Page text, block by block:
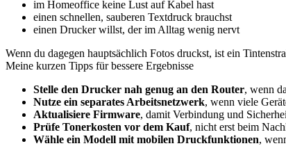
im Homeoffice keine Lust auf Kabel hast
einen schnellen, sauberen Textdruck brauchst
einen Drucker willst, der im Alltag wenig nervt
Wenn du dagegen hauptsächlich Fotos druckst, ist ein
Meine kurzen Tipps für bessere Ergebnisse
Stelle den Drucker nah genug an den Router, wenn
Nutze ein separates Arbeitsnetzwerk, wenn viele
Aktualisiere Firmware, damit Verbindung und
Prüfe Tonerkosten vor dem Kauf, nicht erst beim
Wähle ein Modell mit mobilen Druckfunktionen,